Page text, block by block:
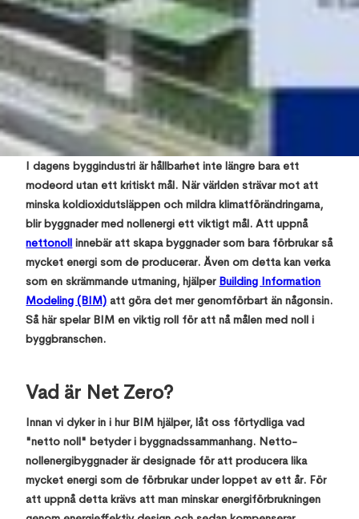
,
I dagens byggindustri är hållbarhet inte längre bara ett
modeord utan ett kritiskt mål. När världen strävar mot att
minska koldioxidutsläppen och mildra klimatförändringarna,
blir byggnader med nollenergi ett viktigt mål. Att uppnå
nettonoll innebär att skapa byggnader som bara förbrukar så
mycket energi som de producerar. Även om detta kan verka
som en skrämmande utmaning, hjälper Building Information
Modeling (BIM) att göra det mer genomförbart än någonsin.
Så här spelar BIM en viktig roll för att nå målen med noll i
byggbranschen.
Vad är Net Zero?
Innan vi dyker in i hur BIM hjälper, låt oss förtydliga vad
"netto noll" betyder i byggnadssammanhang. Netto-
nollenergibyggnader är designade för att producera lika
mycket energi som de förbrukar under loppet av ett år. För
att uppnå detta krävs att man minskar energiförbrukningen